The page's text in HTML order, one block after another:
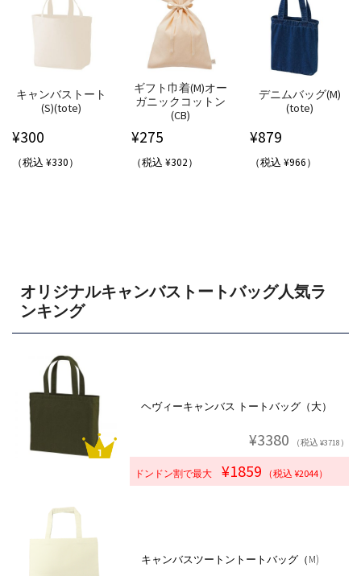
キャンバストート
(S)(tote)
¥300
（税込 ¥330）
ギフト巾着(M)オー
ガニックコットン
(CB)
¥275
（税込 ¥302）
デニムバッグ(M)
(tote)
¥879
（税込 ¥966）
オリジナルキャンバストートバッグ人気ラ
ンキング
ヘヴィーキャンバス トートバッグ（大）
¥3380 （税込 ¥3718）
ドンドン割で最大 ¥1859 （税込 ¥2044）
キャンバスツートントートバッグ（M)